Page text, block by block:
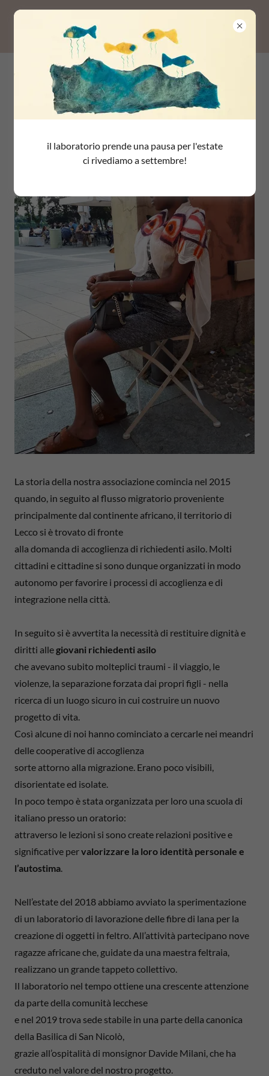
La nostra storia
La storia della nostra associazione comincia nel 2015
quando, in seguito al flusso migratorio proveniente
principalmente dal continente africano, il territorio di
Lecco si è trovato di fronte
alla domanda di accoglienza di richiedenti asilo. Molti
cittadini e cittadine si sono dunque organizzati in modo
autonomo per favorire i processi di accoglienza e di
integrazione nella città.
In seguito si è avvertita la necessità di restituire dignità e
diritti allegiovani richiedenti asilo
che avevano subito molteplici traumi - il viaggio, le
violenze, la separazione forzata dai propri figli - nella
ricerca di un luogo sicuro in cui costruire un nuovo
progetto di vita.
Così alcune di noi hanno cominciato a cercarle nei meandri
delle cooperative di accoglienza
sorte attorno alla migrazione. Erano poco visibili,
disorientate ed isolate.
In poco tempo è stata organizzata per loro una scuola di
italiano presso un oratorio:
attraverso le lezioni si sono create relazioni positive e
significative pervalorizzare la loro identità personale e
l’autostima.
Nell’estate del 2018 abbiamo avviato la sperimentazione
di un laboratorio di lavorazione delle fibre di lana per la
creazione di oggetti in feltro. All’attività partecipano nove
ragazze africane che, guidate da una maestra feltraia,
realizzano un grande tappeto collettivo.
Il laboratorio nel tempo ottiene una crescente attenzione
da parte della comunità lecchese
e nel 2019 trova sede stabile in una parte della canonica
della Basilica di San Nicolò,
grazie all’ospitalità di monsignor Davide Milani, che ha
creduto nel valore del nostro progetto.
il laboratorio prende una pausa per l'estate
ci rivediamo a settembre!